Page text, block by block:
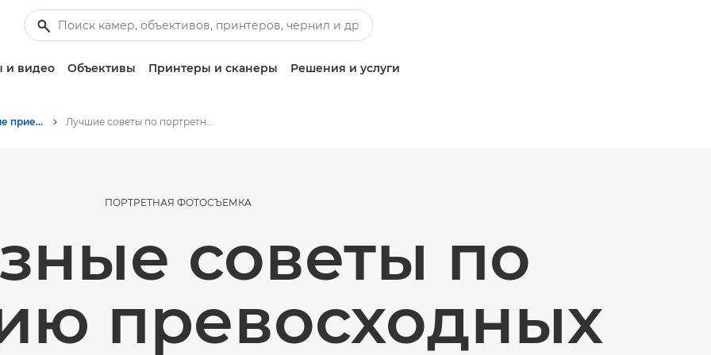
и видео Объективы Принтеры и сканеры Решения и услуги
Советы и технические приемы по фотографии и печати Лучшие советы по портретной фотографии
ПОРТРЕТНАЯ ФОТОСЪЕМКА
советы по
превосходных